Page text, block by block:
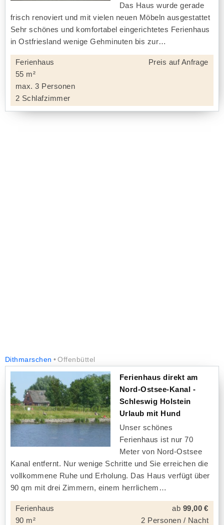
Das Haus wurde gerade
frisch renoviert und mit vielen neuen Möbeln ausgestattet
Sehr schönes und komfortabel eingerichtetes Ferienhaus
in Ostfriesland wenige Gehminuten bis zur
Ferienhaus
55 m²
max. 3 Personen
2 Schlafzimmer
Preis auf Anfrage
Dithmarschen Offenbüttel
Ferienhaus direkt am
Nord-Ostsee-Kanal -
Schleswig Holstein
Urlaub mit Hund
Unser schönes
Ferienhaus ist nur 70
Meter von Nord-Ostsee
Kanal entfernt. Nur wenige Schritte und Sie erreichen die
vollkommene Ruhe und Erholung. Das Haus verfügt über
90 qm mit drei Zimmern, einem herrlichem
Ferienhaus
90 m²
ab 99,00 €
2 Personen / Nacht